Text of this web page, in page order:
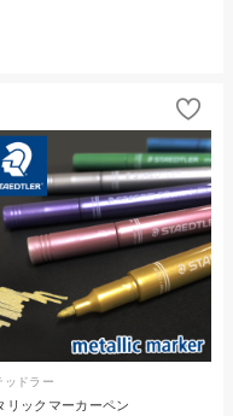
ッドラー
リックマーカーペン